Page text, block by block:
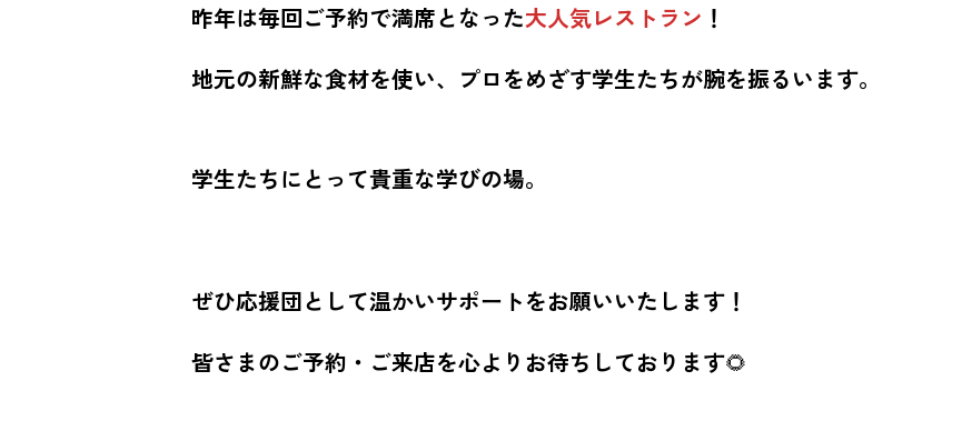
昨年は毎回ご予約で満席となった大人気レストラン ！
地元の新鮮な食材を使い、プロをめざす学生たちが腕を振るいます。
学生たちにとって貴重な学びの場。
ぜひ応援団として温かいサポートをお願いいたします！
皆さまのご予約・ご来店を心よりお待ちしております🌻